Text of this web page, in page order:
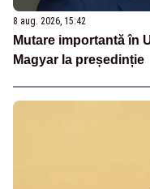
8 aug. 2026, 15:42
Mutare importantă în
Magyar la președinție